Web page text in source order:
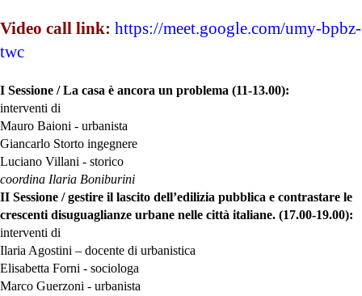
Video call link: https://meet.google.com/umy-bpbz-
twc
I Sessione / La casa è ancora un problema (11-13.00):
interventi di
Mauro Baioni - urbanista
Giancarlo Storto ingegnere
Luciano Villani - storico
coordina Ilaria Boniburini
II Sessione /gestire il lascito dell’edilizia pubblica e contrastare le
crescenti disuguaglianze urbane nelle città italiane. (17.00-19.00):
interventi di
Ilaria Agostini – docente di urbanistica
Elisabetta Forni - sociologa
Marco Guerzoni - urbanista